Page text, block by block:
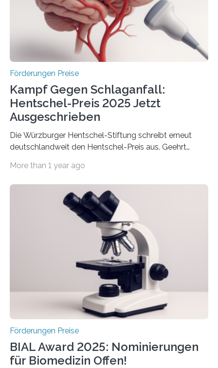
Innovationstag Mittelstand 2025 am 5. Juni 2025 in
Berlin überbrachte das Bundesministerium für
Wirtschaft und Energie eine gute Nachricht:
Überplanmäßige Verpflichtungsermächtigungen in
Förderungen Preise
Kampf Gegen Schlaganfall:
Hentschel-Preis 2025 Jetzt
Ausgeschrieben
Die Würzburger Hentschel-Stiftung schreibt erneut
deutschlandweit den Hentschel-Preis aus. Geehrt
hochrangige wissenschaftliche Publikation zum Thema
Schlaganfall“ mit Sitz in Würzburg fördert die
Schlaganfallforschung, um die Behandlung der
Betroffenen zu verbessern. Dazu schreibt sie auch in
diesem Jahr wieder deutschlandweit den Hentschel-
Preis aus. Er richtet sich gezielt an jüngere
Forscherinnen und Forscher unter 40 Jahren. Geehrt
werden soll eine herausragende Doktorarbeit oder eine
hochrangige wissenschaftliche Publikation zum Thema
More than 1 year ago
Förderungen Preise
BIAL Award 2025: Nominierungen
für Biomedizin Offen!